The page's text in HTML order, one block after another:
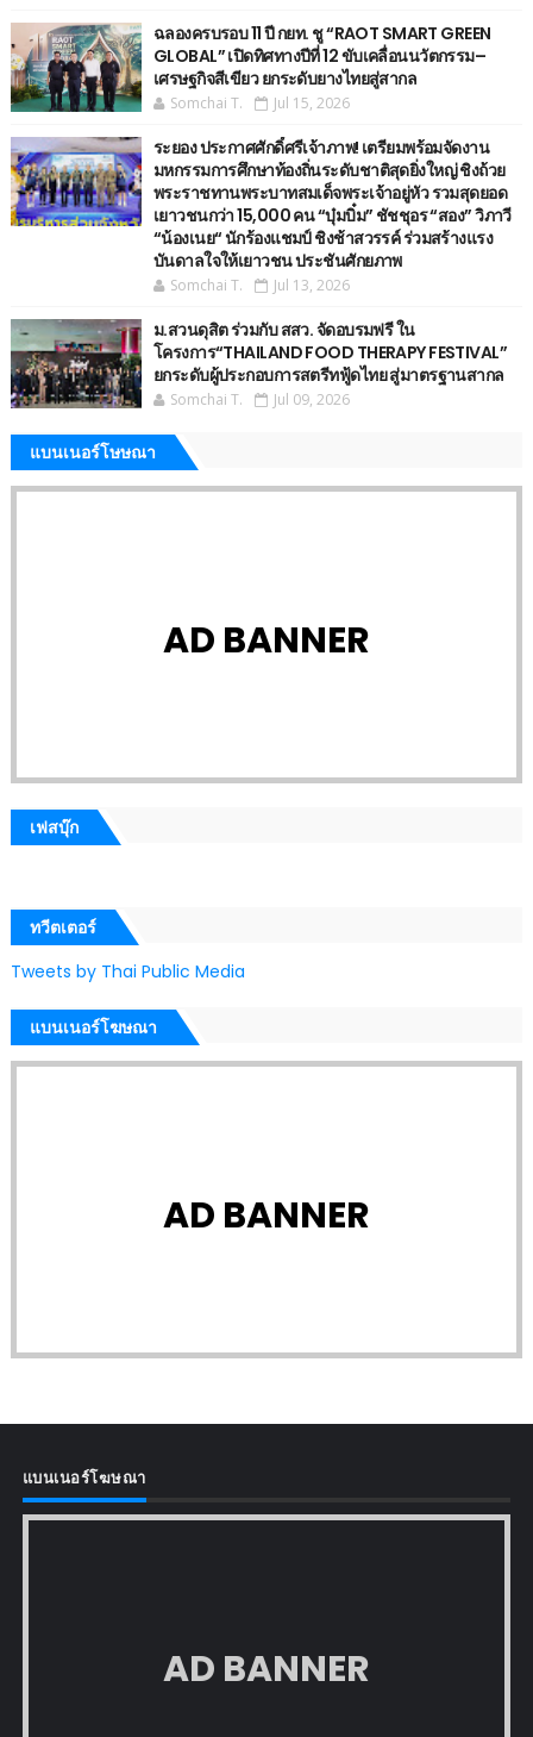
ฉลองครบรอบ 11 ปี กยท. ชู “RAOT SMART GREEN
GLOBAL” เปิดทิศทางปีที่ 12 ขับเคลื่อนนวัตกรรม–
เศรษฐกิจสีเขียว ยกระดับยางไทยสู่สากล
Somchai T. Jul 15, 2026
ระยอง ประกาศศักดิ์ศรีเจ้าภาพ! เตรียมพร้อมจัดงาน
มหกรรมการศึกษาท้องถิ่นระดับชาติสุดยิ่งใหญ่ ชิงถ้วย
พระราชทานพระบาทสมเด็จพระเจ้าอยู่หัว รวมสุดยอด
เยาวชนกว่า 15,000 คน “บุ๋มบิ๋ม” ชัชชุอร “สอง” วิภาวี
“น้องเนย“ นักร้องแชมป์ ชิงช้าสวรรค์ ร่วมสร้างแรง
บันดาลใจให้เยาวชน ประชันศักยภาพ
Somchai T. Jul 13, 2026
ม.สวนดุสิต ร่วมกับ สสว. จัดอบรมฟรี ใน
โครงการ“THAILAND FOOD THERAPY FESTIVAL”
ยกระดับผู้ประกอบการสตรีทฟู้ดไทย สู่มาตรฐานสากล
Somchai T. Jul 09, 2026
แบนเนอร์โษษณา
AD BANNER
เฟสบุ๊ก
ทวีตเตอร์
Tweets by Thai Public Media
แบนเนอร์โฆษณา
AD BANNER
แบนเนอร์โฆษณา
AD BANNER